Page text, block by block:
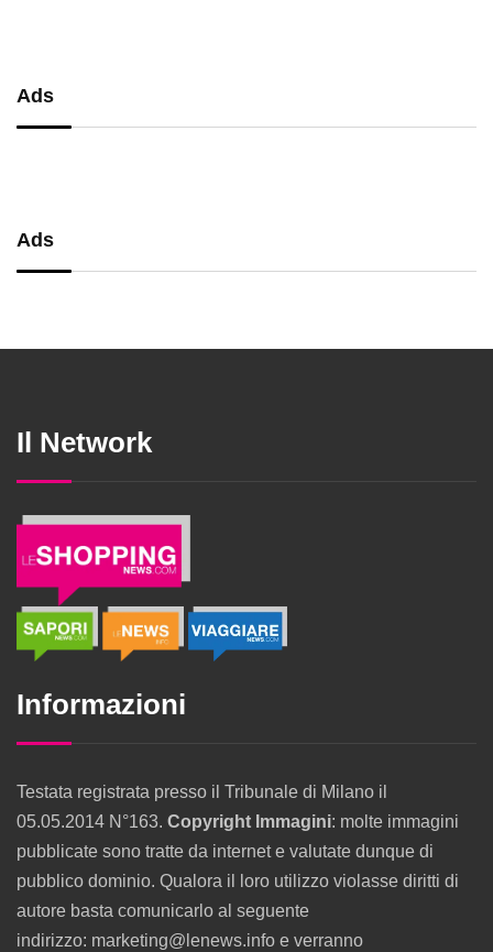
Ads
Ads
Il Network
Informazioni
Testata registrata presso il Tribunale di Milano il
05.05.2014 N°163. Copyright Immagini: molte immagini
pubblicate sono tratte da internet e valutate dunque di
pubblico dominio. Qualora il loro utilizzo violasse diritti di
autore basta comunicarlo al seguente
indirizzo: marketing@lenews.info e verranno